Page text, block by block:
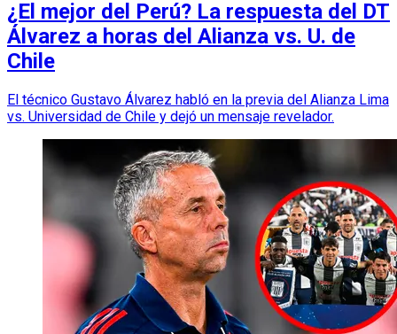
¿El mejor del Perú? La respuesta del DT
Álvarez a horas del Alianza vs. U. de
Chile
El técnico Gustavo Álvarez habló en la previa del Alianza Lima
vs. Universidad de Chile y dejó un mensaje revelador.